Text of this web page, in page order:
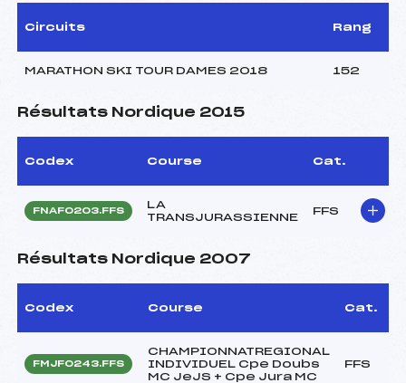
Circuits Rang
MARATHON SKI TOUR DAMES 2018 152
Résultats Nordique 2015
Codex Course Cat.
FNAF0203.FFS
LA
TRANSJURASSIENNE
FFS
Résultats Nordique 2007
Codex Course Cat.
FMJF0243.FFS
CHAMPIONNATREGIONAL
INDIVIDUEL Cpe Doubs
MC JeJS + Cpe Jura MC
FFS